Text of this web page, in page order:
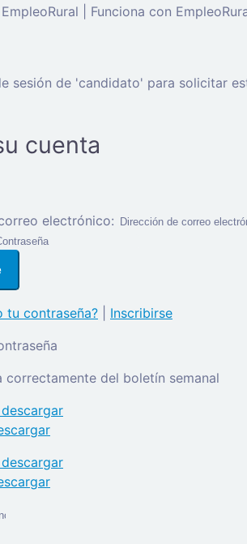
| Funciona con
sesión de 'candidato' para solicitar
cuenta
electrónico:
tu contraseña?
Inscribirse
correctamente del boletín semanal